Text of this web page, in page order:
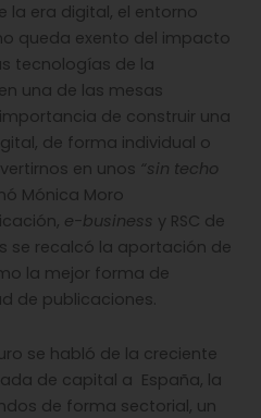
la era digital, el entorno
queda exento del impacto
tecnologías de la
una de las mesas
de construir una
de forma individual o
en unos “sin techo
Mónica Moro
e-business y RSC de
se recalcó la aportación de
la mejor forma de
de publicaciones.
se habló de la creciente
de capital a España, la
de forma sectorial, un